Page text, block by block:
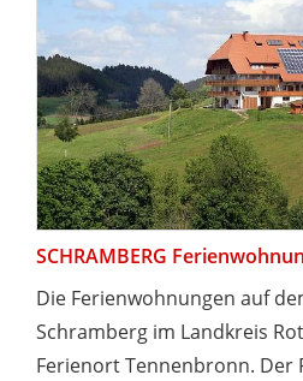
SCHRAMBERG
Die Ferienwohnungen auf
Schramberg im Landkreis
Ferienort Tennenbronn. Der